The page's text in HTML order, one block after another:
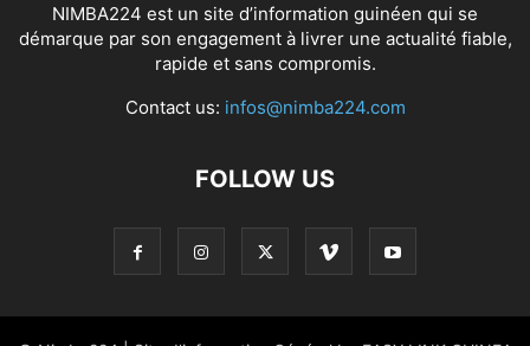
NIMBA224 est un site d’information guinéen qui se
démarque par son engagement à livrer une actualité fiable,
rapide et sans compromis.
Contact us: infos@nimba224.com
FOLLOW US